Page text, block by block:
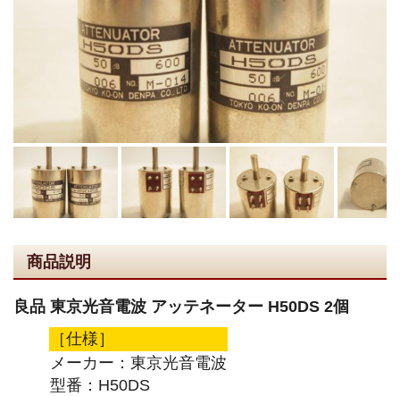
商品説明
良品 東京光音電波 アッテネーター H50DS 2個
［仕様］
メーカー：東京光音電波
型番：H50DS